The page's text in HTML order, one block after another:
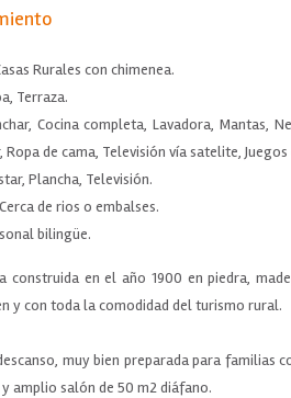
Rurales con chimenea.
Terraza.
Cocina completa, Lavadora, Mantas,
de cama, Televisión vía satelite, Juegos
Plancha, Televisión.
de rios o embalses.
bilingüe.
construida en el año 1900 en piedra,
y con toda la comodidad del turismo rural.
muy bien preparada para familias
amplio salón de 50 m2 diáfano.